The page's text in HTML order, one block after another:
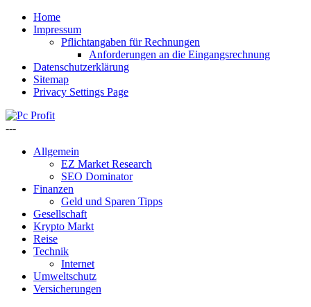
Home
Impressum
Pflichtangaben für Rechnungen
Anforderungen an die Eingangsrechnung
Datenschutzerklärung
Sitemap
Privacy Settings Page
---
Allgemein
EZ Market Research
SEO Dominator
Finanzen
Geld und Sparen Tipps
Gesellschaft
Krypto Markt
Reise
Technik
Internet
Umweltschutz
Versicherungen